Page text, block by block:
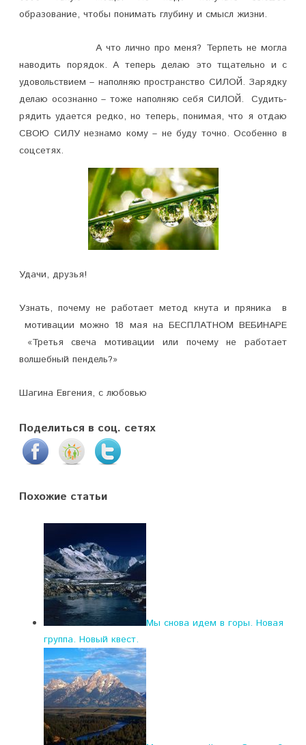
образование, чтобы понимать глубину и смысл жизни.
А что лично про меня? Терпеть не могла
наводить порядок. А теперь делаю это тщательно и с
удовольствием – наполняю пространство СИЛОЙ. Зарядку
делаю осознанно – тоже наполняю себя СИЛОЙ. Судить-
рядить удается редко, но теперь, понимая, что я отдаю
СВОЮ СИЛУ незнамо кому – не буду точно. Особенно в
соцсетях.
Удачи, друзья!
Узнать, почему не работает метод кнута и пряника в
мотивации можно 18 мая на БЕСПЛАТНОМ ВЕБИНАРЕ
«Третья свеча мотивации или почему не работает
волшебный пендель?»
Шагина Евгения, с любовью
Поделиться в соц. сетях
Похожие статьи
Мы снова идем в горы. Новая
группа. Новый квест.